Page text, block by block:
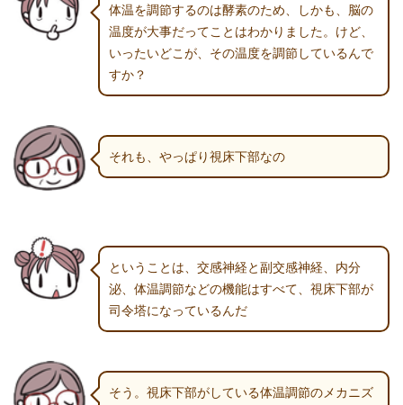
体温を調節するのは酵素のため、しかも、脳の
温度が大事だってことはわかりました。けど、
いったいどこが、その温度を調節しているんで
すか？
それも、やっぱり視床下部なの
ということは、交感神経と副交感神経、内分
泌、体温調節などの機能はすべて、視床下部が
司令塔になっているんだ
そう。視床下部がしている体温調節のメカニズ